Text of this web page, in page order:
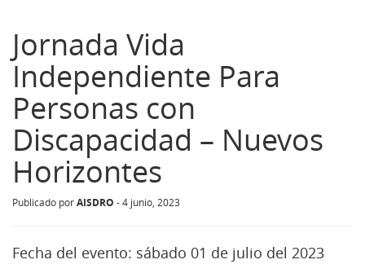
Jornada Vida
Independiente Para
Personas con
Discapacidad – Nuevos
Horizontes
Publicado por AISDRO - 4 junio, 2023
Fecha del evento: sábado 01 de julio del 2023